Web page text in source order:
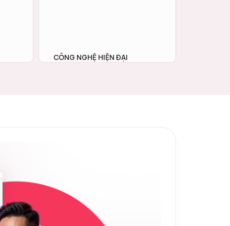
CÔNG NGHỆ HIỆN ĐẠI